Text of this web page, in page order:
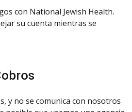
con National Jewish Health.
su cuenta mientras se
y no se comunica con nosotros